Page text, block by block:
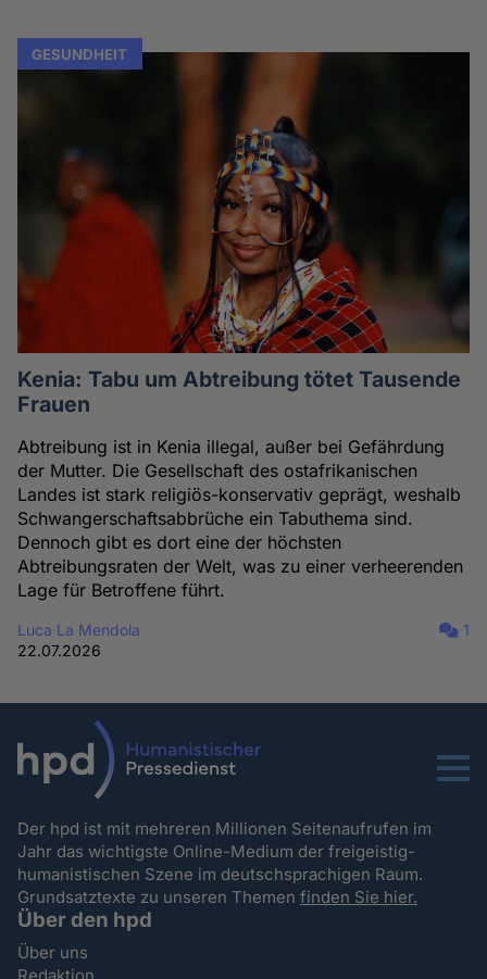
GESUNDHEIT
Kenia: Tabu um Abtreibung tötet Tausende
Frauen
Abtreibung ist in Kenia illegal, außer bei Gefährdung
der Mutter. Die Gesellschaft des ostafrikanischen
Landes ist stark religiös-konservativ geprägt, weshalb
Schwangerschaftsabbrüche ein Tabuthema sind.
Dennoch gibt es dort eine der höchsten
Abtreibungsraten der Welt, was zu einer verheerenden
Lage für Betroffene führt.
Luca La Mendola
22.07.2026
1
Menu
Der hpd ist mit mehreren Millionen Seitenaufrufen im
Jahr das wichtigste Online-Medium der freigeistig-
humanistischen Szene im deutschsprachigen Raum.
Grundsatztexte zu unseren Themenfinden Sie hier.
Über den hpd
Über uns